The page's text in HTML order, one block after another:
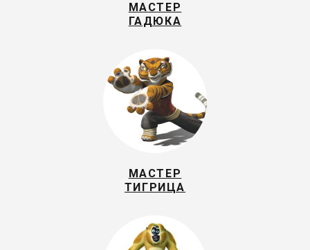
МАСТЕР
ГАДЮКА
МАСТЕР
ТИГРИЦА